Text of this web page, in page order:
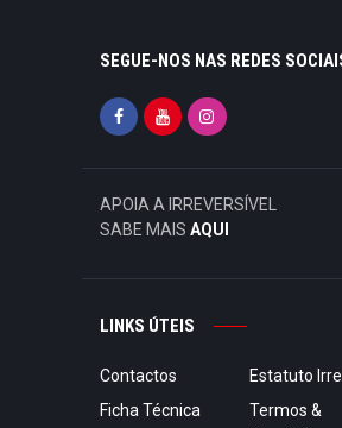
SEGUE-NOS NAS REDES
APOIA A IRREVERSÍVEL
SABE MAIS AQUI
LINKS ÚTEIS
Contactos
Estatuto
Ficha Técnica
Termos &